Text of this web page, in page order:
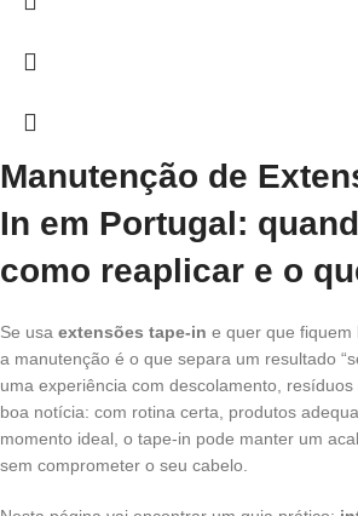
Manutenção de
In em Portugal:
como reaplicar e o
Se usa extensões tape-in e quer que fiquem
a manutenção é o que separa um resultado
uma experiência com descolamento,
boa notícia: com rotina certa, produtos
momento ideal, o tape-in pode manter um
sem comprometer o seu cabelo.